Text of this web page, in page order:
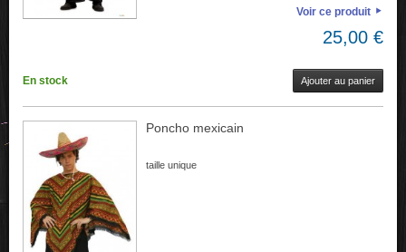
Voir ce produit
25,00 €
En stock Ajouter au panier
Poncho mexicain
taille unique